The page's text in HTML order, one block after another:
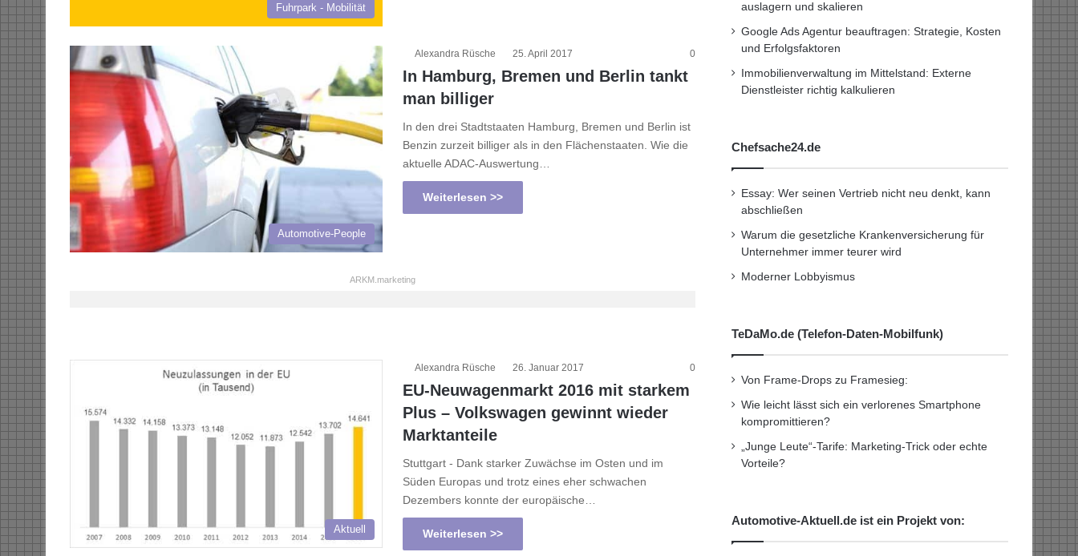
Fuhrpark - Mobilität
Automotive-People
Alexandra Rüsche 25. April 2017 0
In Hamburg, Bremen und Berlin tankt
man billiger
In den drei Stadtstaaten Hamburg, Bremen und Berlin ist
Benzin zurzeit billiger als in den Flächenstaaten. Wie die
aktuelle ADAC-Auswertung…
Weiterlesen >>
ARKM.marketing
Aktuell
Alexandra Rüsche 26. Januar 2017 0
EU-Neuwagenmarkt 2016 mit starkem
Plus – Volkswagen gewinnt wieder
Marktanteile
Stuttgart - Dank starker Zuwächse im Osten und im
Süden Europas und trotz eines eher schwachen
Dezembers konnte der europäische…
Weiterlesen >>
auslagern und skalieren
Google Ads Agentur beauftragen: Strategie, Kosten
und Erfolgsfaktoren
Immobilienverwaltung im Mittelstand: Externe
Dienstleister richtig kalkulieren
Chefsache24.de
Essay: Wer seinen Vertrieb nicht neu denkt, kann
abschließen
Warum die gesetzliche Krankenversicherung für
Unternehmer immer teurer wird
Moderner Lobbyismus
TeDaMo.de (Telefon-Daten-Mobilfunk)
Von Frame-Drops zu Framesieg:
Wie leicht lässt sich ein verlorenes Smartphone
kompromittieren?
„Junge Leute“-Tarife: Marketing-Trick oder echte
Vorteile?
Automotive-Aktuell.de ist ein Projekt von: